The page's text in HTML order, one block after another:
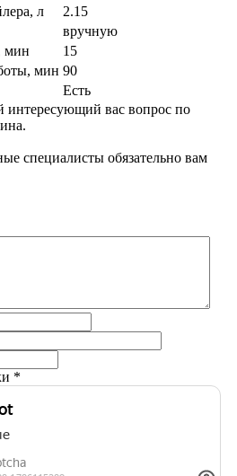
л
2.15
вручную
мин
15
мин 90
Есть
интересующий вас вопрос по
специалисты обязательно вам
*